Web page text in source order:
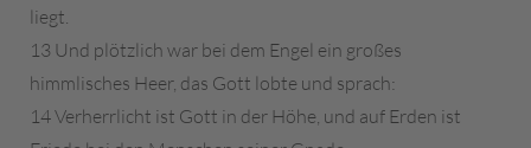
liegt.
13 Und plötzlich war bei dem Engel ein großes
himmlisches Heer, das Gott lobte und sprach:
14 Verherrlicht ist Gott in der Höhe, und auf Erden ist